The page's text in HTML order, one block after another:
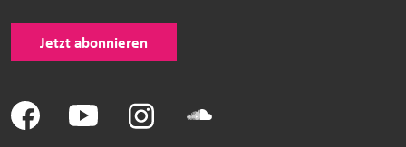
Jetzt abonnieren